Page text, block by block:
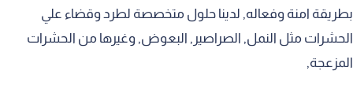
بطريقة امنة وفعاله, لدينا حلول متخصصة لطرد وقضاء علي
الحشرات مثل النمل, الصراصير, البعوض, وغيرها من الحشرات
المزعجة,